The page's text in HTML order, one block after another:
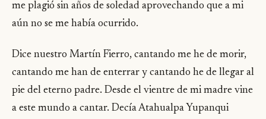
me plagió sin años de soledad aprovechando que a mi
aún no se me había ocurrido.
Dice nuestro Martín Fierro, cantando me he de morir,
cantando me han de enterrar y cantando he de llegar al
pie del eterno padre. Desde el vientre de mi madre vine
a este mundo a cantar. Decía Atahualpa Yupanqui